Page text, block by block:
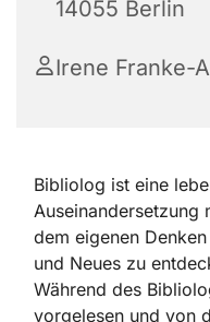
14055 Berlin
Irene Franke-
Bibliolog ist eine
Auseinandersetzung
dem eigenen
und Neues zu
Während des
vorgelesen und von